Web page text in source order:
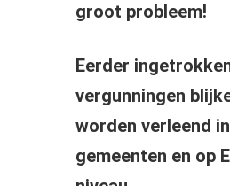
groot probleem!
Eerder
vergunningen
worden verleend
gemeenten en op